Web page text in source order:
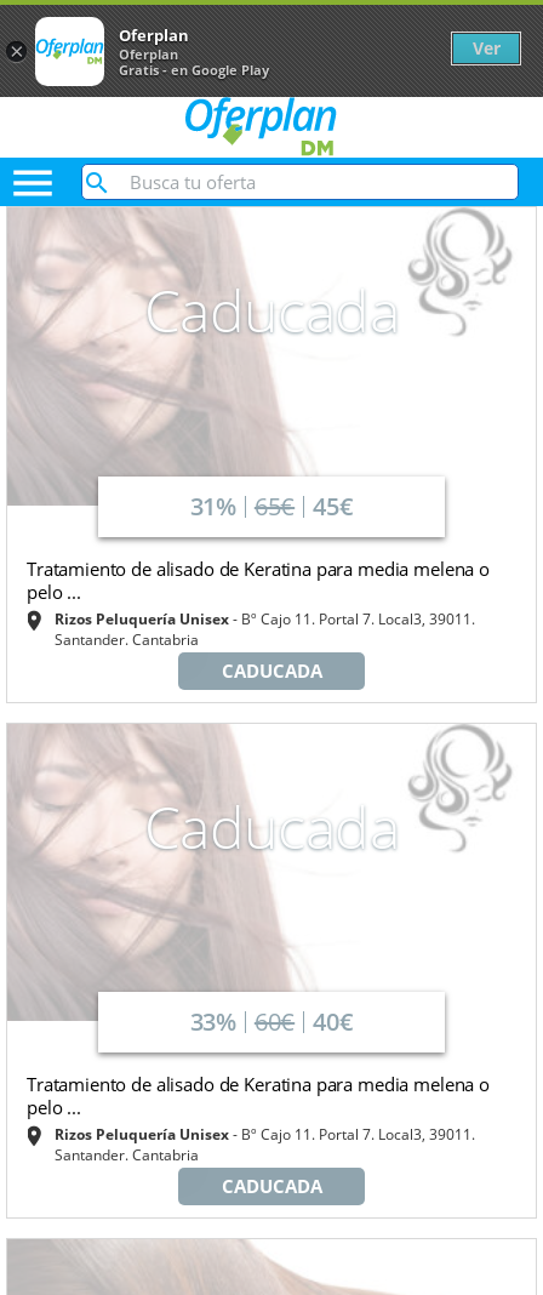

Caducada
31% 65€ 45€
Tratamiento de alisado de Keratina para media melena o
pelo ...
Rizos Peluquería Unisex
Bº Cajo 11. Portal 7. Local3, 39011.
Santander. Cantabria
CADUCADA
Caducada
33% 60€ 40€
Tratamiento de alisado de Keratina para media melena o
pelo ...
Rizos Peluquería Unisex
Bº Cajo 11. Portal 7. Local3, 39011.
Santander. Cantabria
CADUCADA
×
Oferplan
Oferplan
Gratis - en Google Play
Ver